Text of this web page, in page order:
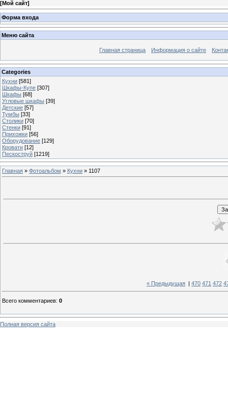
[Мой сайт]
Форма входа
Меню сайта
Главная страница Информация о сайте
Categories
Кухни [581]
Шкафы-Купе [307]
Шкафы [68]
Угловые шкафы [39]
Детские [57]
Тумбы [33]
Столики [70]
Стенки [91]
Прихожки [56]
Оборудование [129]
Кровати [12]
Пескоструй [1219]
Главная » Фотоальбом » Кухни » 1107
« Предыдущая 470 471 472
Всего комментариев: 0
Полная версия сайта